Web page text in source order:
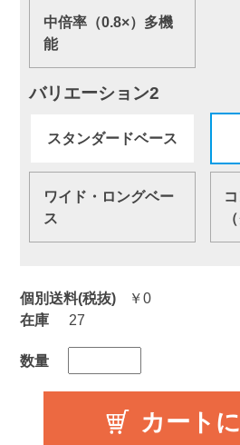
個別送料(税抜) ￥0
中倍率（0.8×）多機
能
バリエーション2
スタンダードベース
ワイド・ロングベー
ス
在庫 27
数量